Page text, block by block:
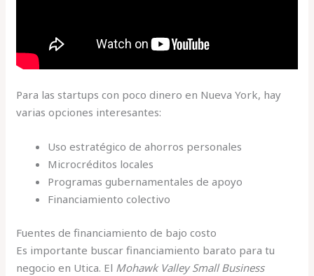
Para las startups con poco dinero en Nueva York, hay
varias opciones interesantes:
Uso estratégico de ahorros personales
Microcréditos locales
Programas gubernamentales de apoyo
Financiamiento colectivo
Fuentes de financiamiento de bajo costo
Es importante buscar financiamiento barato para tu
negocio en Utica. El Mohawk Valley Small Business